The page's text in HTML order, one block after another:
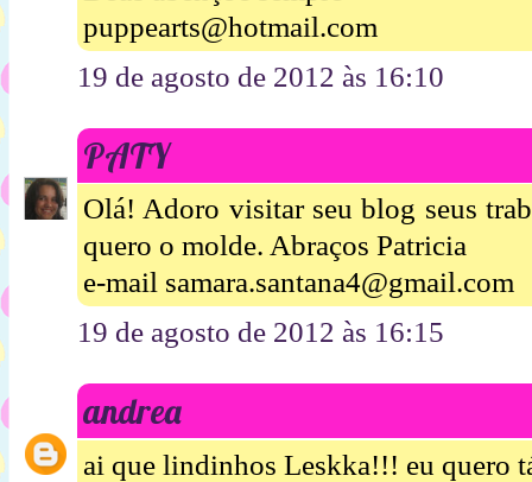
puppearts@hotmail.com
19 de agosto de 2012 às 16:10
PATY
Olá! Adoro visitar seu blog seus
quero o molde. Abraços Patricia
e-mail samara.santana4@gmail.com
19 de agosto de 2012 às 16:15
andrea
ai que lindinhos Leskka!!! eu quero